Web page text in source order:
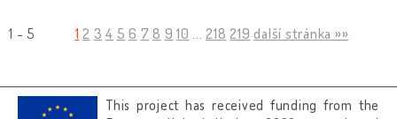
1 - 5 1 2 3 4 5 6 7 8 9 10 ...218 219 další stránka »»
This project has received funding from the